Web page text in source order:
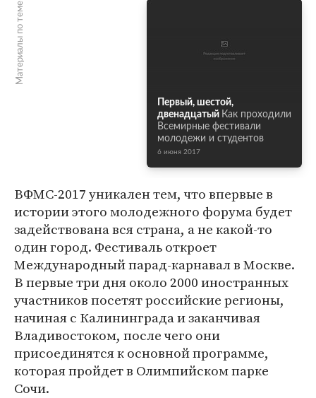
Материалы по теме
Первый, шестой,
двенадцатый Как проходили
Всемирные фестивали
молодежи и студентов
6 июня 2017
ВФМС-2017 уникален тем, что впервые в
истории этого молодежного форума будет
задействована вся страна, а не какой-то
один город. Фестиваль откроет
Международный парад-карнавал в Москве.
В первые три дня около 2000 иностранных
участников посетят российские регионы,
начиная с Калининграда и заканчивая
Владивостоком, после чего они
присоединятся к основной программе,
которая пройдет в Олимпийском парке
Сочи.